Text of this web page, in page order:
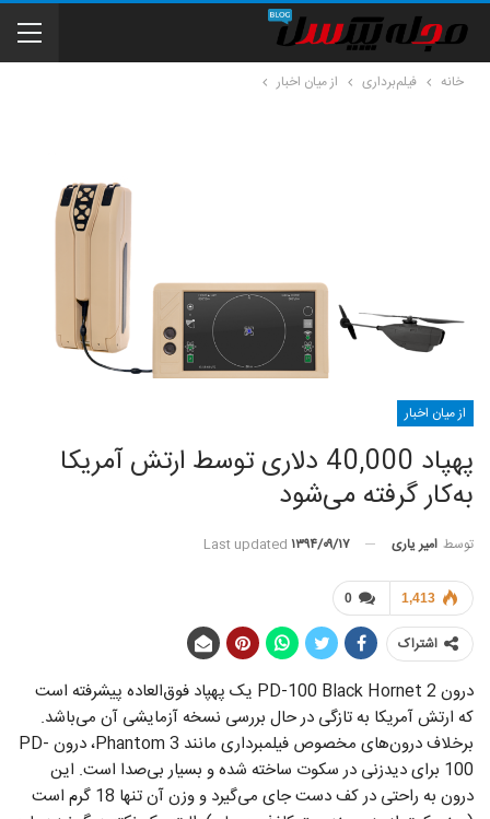
خانه فیلم‌برداری از میان اخبار
از میان اخبار
پهپاد 40,000 دلاری توسط ارتش آمریکا
به‌کار گرفته می‌شود
توسط امیر یاری Last updated ۱۳۹۴/۰۹/۱۷
0 1,413
اشتراک
درون PD-100 Black Hornet 2 یک پهپاد فوق‌العاده پیشرفته است
که ارتش آمریکا به تازگی در حال بررسی نسخه آزمایشی آن می‌باشد.
برخلاف درون‌های مخصوص فیلمبرداری مانند Phantom 3، درون PD-
100 برای دید‌زنی در سکوت ساخته شده و بسیار بی‌صدا است. این
درون به راحتی در کف دست جای می‌گیرد و وزن آن تنها 18 گرم است